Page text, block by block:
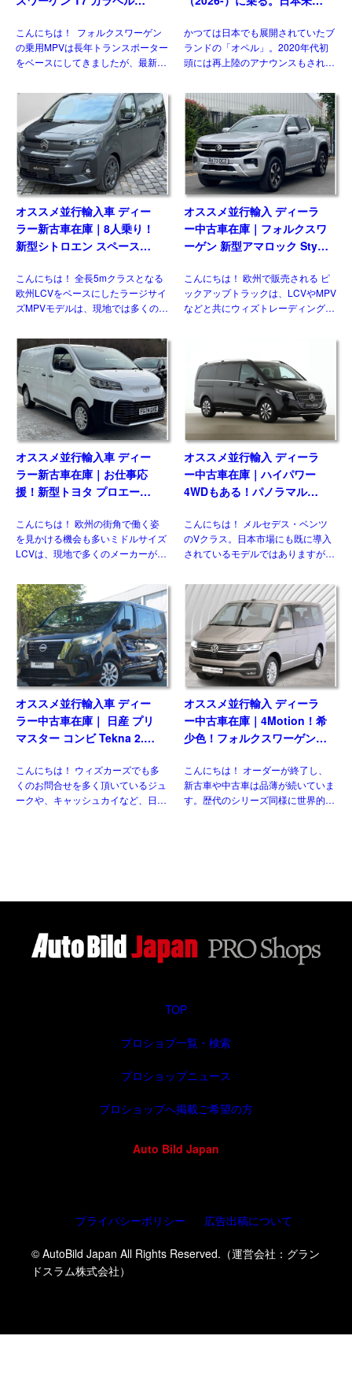
8AT 左ハンドル
こんにちは！ フォルクスワーゲン
の乗用MPVは長年トランスポーター
をベースにしてきましたが、最新の
た。マルチバンやカリフォルニアが
乗用車系プラットフォームを採用し
たモデルとして […]
要・スペック・価格の情報。
かつては日本でも展開されていたブ
ランドの「オペル」。2020年代初
頭には再上陸のアナウンスもされま
ません。一方欧州では積極的なモデ
ル展開を行っており、ベストセラー
の基幹モデルがフェイスリフ […]
オススメ並行輸入車 ディー
ラー新古車在庫｜8人乗り！
新型シトロエン スペースツ
180 M 8AT 左ハンドル
こんにちは！ 全長5mクラスとなる
欧州LCVをベースにしたラージサイ
ズMPVモデルは、現地では多くのメ
状日本市場には正規導入されている
モデルはありません。そのなかでも
多くの兄弟車をもつモデ […]
オススメ並行輸入 ディーラ
ー中古車在庫｜フォルクスワ
ーゲン 新型アマロック Style
ドル
こんにちは！ 欧州で販売される ピ
ックアップトラックは、LCVやMPV
などと共にウィズトレーディング
イラックスに続 […]
オススメ並行輸入車 ディー
ラー新古車在庫｜お仕事応
援！新型トヨタ プロエース
3人乗り6MT 右ハンドル
こんにちは！ 欧州の街角で働く姿
を見かける機会も多いミドルサイズ
LCVは、現地で多くのメーカーがラ
日本市場にひとつも正規導入されて
おりません。そのなかでも欧州で高
い評価を得ている国産メーカ […]
オススメ並行輸入 ディーラ
ー中古車在庫｜ハイパワー
4WDもある！パノラマルー
ス V300d アバンギャルド ロ
ング 4Matic 9G-Tronic 左ハ
ンドル
こんにちは！ メルセデス・ベンツ
のVクラス。日本市場にも既に導入
されているモデルではありますが、
的な仕様があるのをご存じですか？
新世代ダウンサイジングユニットに
統一、クラス最強となるパワ […]
オススメ並行輸入車 ディー
ラー中古車在庫｜ 日産 プリ
マスター コンビ Tekna 2.0
ハンドル
こんにちは！ ウィズカーズでも多
くのお問合せを多く頂いているジュ
ークや、キャッシュカイなど、日本
オススメ並行輸入 ディーラ
ー中古車在庫｜4Motion！希
少色！フォルクスワーゲン
Six SWB 2.0TDI 204PS 7人
乗り 7DSG 左ハンドル
こんにちは！ オーダーが終了し、
新古車や中古車は品薄が続いていま
す。歴代のシリーズ同様に世界的に
TOP
プロショプ一覧・検索
プロショップニュース
プロショップへ掲載ご希望の方
Auto Bild Japan
© AutoBild Japan All Rights Reserved.（運営会社：グラン
ドスラム株式会社）
プライバシーポリシー 広告出稿について